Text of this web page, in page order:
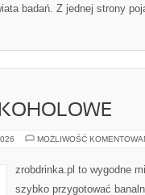
badań. Z jednej strony
MOŻLIWOŚĆ
zrobdrinka.pl to wygodne
szybko przygotować